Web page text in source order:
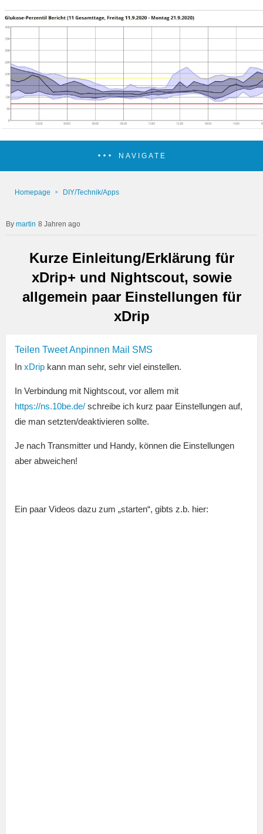
NAVIGATE
Homepage DIY/Technik/Apps
martin 8 Jahren ago
Kurze Einleitung/Erklärung für
xDrip+ und Nightscout, sowie
allgemein paar Einstellungen für
xDrip
Teilen TweetAnpinnen Mail SMS
In xDrip kann man sehr, sehr viel einstellen.
In Verbindung mit Nightscout, vor allem mit
https://ns.10be.de/ schreibe ich kurz paar Einstellungen auf,
die man setzten/deaktivieren sollte.
Je nach Transmitter und Handy, können die Einstellungen
aber abweichen!
Ein paar Videos dazu zum „starten“, gibts z.b. hier: